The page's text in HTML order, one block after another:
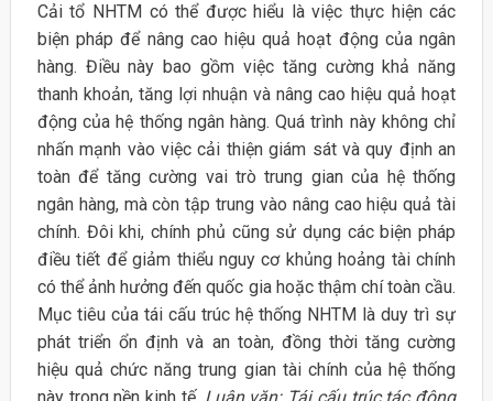
Cải tổ NHTM có thể được hiểu là việc thực hiện các
biện pháp để nâng cao hiệu quả hoạt động của ngân
hàng. Điều này bao gồm việc tăng cường khả năng
thanh khoản, tăng lợi nhuận và nâng cao hiệu quả hoạt
động của hệ thống ngân hàng. Quá trình này không chỉ
nhấn mạnh vào việc cải thiện giám sát và quy định an
toàn để tăng cường vai trò trung gian của hệ thống
ngân hàng, mà còn tập trung vào nâng cao hiệu quả tài
chính. Đôi khi, chính phủ cũng sử dụng các biện pháp
điều tiết để giảm thiểu nguy cơ khủng hoảng tài chính
có thể ảnh hưởng đến quốc gia hoặc thậm chí toàn cầu.
Mục tiêu của tái cấu trúc hệ thống NHTM là duy trì sự
phát triển ổn định và an toàn, đồng thời tăng cường
hiệu quả chức năng trung gian tài chính của hệ thống